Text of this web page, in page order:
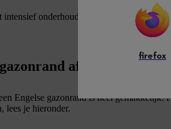
intensief onderhoud nodig, omdat alle
afsteken:
Engelse gazonrand is heel gemakkelijk.
lees je hieronder.
firefox